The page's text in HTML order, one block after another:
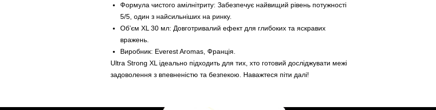
Формула чистого амілнітриту: Забезпечує найвищий рівень потужності
5/5, один з найсильніших на ринку.
Об’єм XL 30 мл: Довготривалий ефект для глибоких та яскравих
вражень.
Виробник: Everest Aromas, Франція.
Ultra Strong XL ідеально підходить для тих, хто готовий досліджувати межі
задоволення з впевненістю та безпекою. Наважтеся піти далі!